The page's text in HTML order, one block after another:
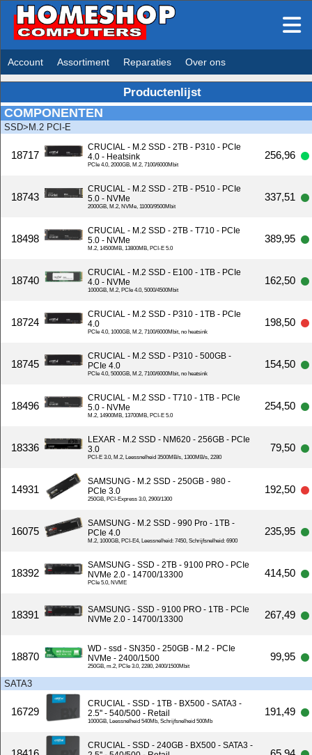
Account Assortiment Reparaties Over ons
Productenlijst
COMPONENTEN
SSD>M.2 PCI-E
18717
CRUCIAL - M.2 SSD - 2TB - P310 - PCIe
4.0 - Heatsink
PCIe 4.0, 2000GB, M.2, 7100/6000Mbit
256,96
18743
CRUCIAL - M.2 SSD - 2TB - P510 - PCIe
5.0 - NVMe
2000GB, M.2, NVMe, 11000/9500Mbit
337,51
18498
CRUCIAL - M.2 SSD - 2TB - T710 - PCIe
5.0 - NVMe
M.2, 14500MB, 13800MB, PCI-E 5.0
389,95
18740
CRUCIAL - M.2 SSD - E100 - 1TB - PCIe
4.0 - NVMe
1000GB, M.2, PCIe 4.0, 5000/4500Mbit
162,50
18724
CRUCIAL - M.2 SSD - P310 - 1TB - PCIe
4.0
PCIe 4.0, 1000GB, M.2, 7100/6000Mbit, no heatsink
198,50
18745
CRUCIAL - M.2 SSD - P310 - 500GB -
PCIe 4.0
PCIe 4.0, 5000GB, M.2, 7100/6000Mbit, no heatsink
154,50
18496
CRUCIAL - M.2 SSD - T710 - 1TB - PCIe
5.0 - NVMe
M.2, 14900MB, 13700MB, PCI-E 5.0
254,50
18336
LEXAR - M.2 SSD - NM620 - 256GB - PCIe
3.0
PCI-E 3.0, M.2, Leessnelheid 3500MB/s, 1300MB/s, 2280
79,50
14931
SAMSUNG - M.2 SSD - 250GB - 980 -
PCIe 3.0
250GB, PCI-Express 3.0, 2900/1300
192,50
16075
SAMSUNG - M.2 SSD - 990 Pro - 1TB -
PCIe 4.0
M.2, 1000GB, PCI-E4, Leessnelheid: 7450, Schrijfsnelheid: 6900
235,95
18392
SAMSUNG - SSD - 2TB - 9100 PRO - PCIe
NVMe 2.0 - 14700/13300
PCIe 5.0, NVME
414,50
18391
SAMSUNG - SSD - 9100 PRO - 1TB - PCIe
NVMe 2.0 - 14700/13300
267,49
18870
WD - ssd - SN350 - 250GB - M.2 - PCIe
NVMe - 2400/1500
250GB, m.2, PCIe 3.0, 2280, 2400/1500Mbit
99,95
SATA3
16729
CRUCIAL - SSD - 1TB - BX500 - SATA3 -
2.5'' - 540/500 - Retail
1000GB, Leessnelheid 540Mb, Schrijfsnelheid 500Mb
191,49
CRUCIAL - SSD - 240GB - BX500 - SATA3 -